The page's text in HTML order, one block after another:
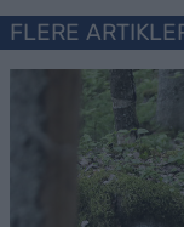
FLERE